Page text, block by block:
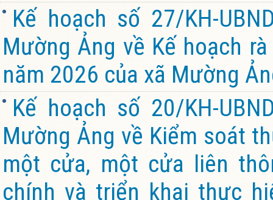
Kế hoạch số 27/KH-
Mường Ảng về Kế hoạch
năm 2026 của xã Mường
Kế hoạch số 20/KH-
Mường Ảng về Kiểm soát
một cửa, một cửa liên
chính và triển khai thực